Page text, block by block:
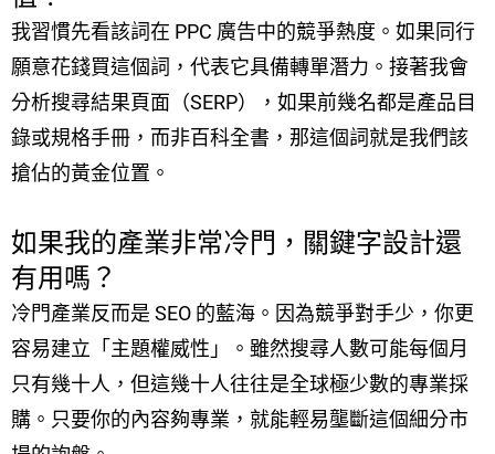
我習慣先看該詞在 PPC 廣告中的競爭熱度。如果同行
願意花錢買這個詞，代表它具備轉單潛力。接著我會
分析搜尋結果頁面（SERP），如果前幾名都是產品目
錄或規格手冊，而非百科全書，那這個詞就是我們該
搶佔的黃金位置。
如果我的產業非常冷門，關鍵字設計還
有用嗎？
冷門產業反而是 SEO 的藍海。因為競爭對手少，你更
容易建立「主題權威性」。雖然搜尋人數可能每個月
只有幾十人，但這幾十人往往是全球極少數的專業採
購。只要你的內容夠專業，就能輕易壟斷這個細分市